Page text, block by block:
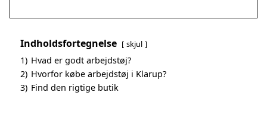
Indholdsfortegnelse skjul
1) Hvad er godt arbejdstøj?
2) Hvorfor købe arbejdstøj i Klarup?
3) Find den rigtige butik